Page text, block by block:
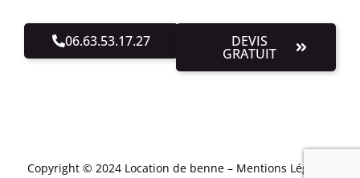
06.63.53.17.27 DEVIS
GRATUIT
Copyright © 2024 Location de benne – Mentions Légales